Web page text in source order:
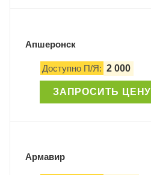
Апшеронск
Доступно П/Я: 2 000
ЗАПРОСИТЬ ЦЕНУ
Армавир